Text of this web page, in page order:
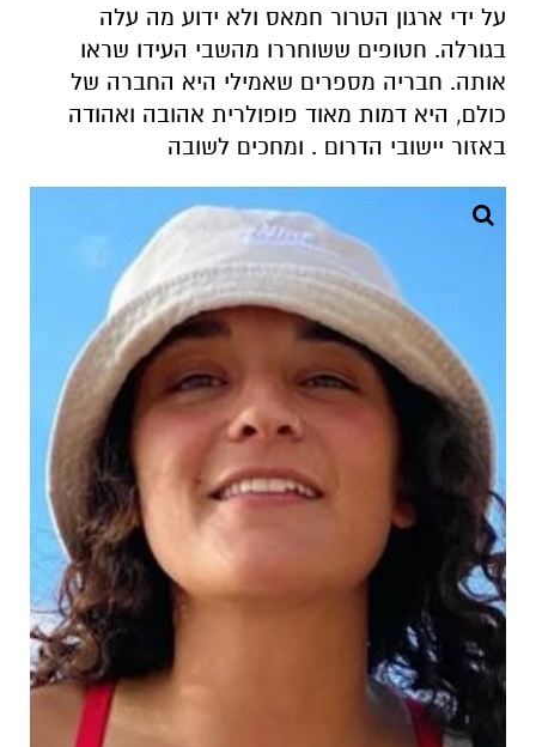
על ידי ארגון הטרור חמאס ולא ידוע מה עלה
בגורלה. חטופים ששוחררו מהשבי העידו שראו
אותה. חבריה מספרים שאמילי היא החברה של
כולם, היא דמות מאוד פופולרית אהובה ואהודה
באזור יישובי הדרום . ומחכים לשובה